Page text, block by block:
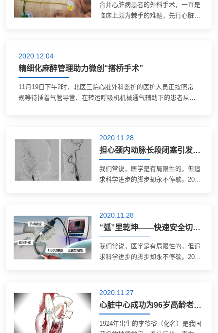
合并心脏病患者的外科手术，一直是
临床上颇为棘手的难题，先行心脏手
今年74岁的崔...
2020.12.04
精细化麻醉管理助力微创“搭桥手术”
11月19日下午2时，北医三院心脏外科监护的医护人员正按照常
规等待插着气管导管、在转运呼吸机机械通气辅助下的患者从手
2020.11.28
担心颈内动脉长段闭塞引发缺血性卒中？复合手术开通血管【2020医疗技术创新三等奖】
我们常说，医学是有局限性的，但追
求科学进步的脚步却永不停歇。2020
为常规技术普及应用。新技术带来新
的希望，让我们来看看这些技术都有
哪些吧~ 项...
2020.11.28
“弧”里乾坤——快速安全切除下咽肿物的新技术【2020医疗技术创新三等奖】
我们常说，医学是有局限性的，但追
求科学进步的脚步却永不停歇。2020
为常规技术普及应用。新技术带来新
的希望，让我们来看看这些技术都有
哪些吧~ 项...
2020.11.27
心脏中心成功为96岁高龄老人完成经心尖主动脉瓣置换术
1924年出生的李爷爷（化名）是我国